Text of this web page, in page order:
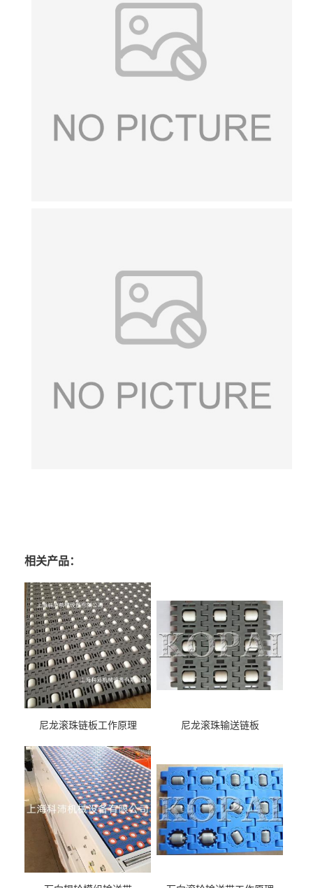
相关产品：
尼龙滚珠链板工作原理 尼龙滚珠输送链板